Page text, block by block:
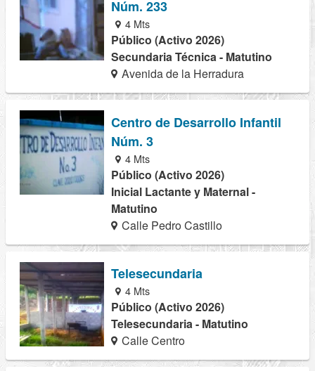
Núm. 233
4 Mts
Público (Activo 2026)
Secundaria Técnica - Matutino
Avenida de la Herradura
Centro de Desarrollo Infantil
Núm. 3
4 Mts
Público (Activo 2026)
Inicial Lactante y Maternal -
Matutino
Calle Pedro Castillo
Telesecundaria
4 Mts
Público (Activo 2026)
Telesecundaria - Matutino
Calle Centro